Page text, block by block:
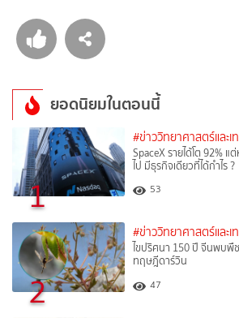
ยอดนิยมในตอนนี้
1
#ข่าววิทยาศาสตร์และเ
SpaceX รายได้โต 92%
ไป มีธุรกิจเดียวที่ได้กำไร ?
53
2
#ข่าววิทยาศาสตร์และเ
ไขปริศนา 150 ปี จีนพบ
ทฤษฎีดาร์วิน
47